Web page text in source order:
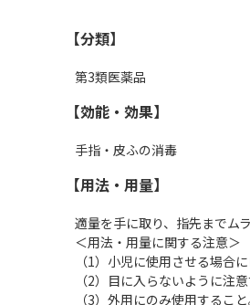
【分類】
第3類医薬品
【効能・効果】
手指・皮ふの消毒
【用法・用量】
適量を手に取り、指先までム
＜用法・用量に関する注意＞
（1）小児に使用させる場合
（2）目に入らないように注
（3）外用にのみ使用すること